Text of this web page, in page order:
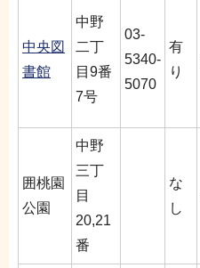
中央図
書館
中野
二丁
目9番
7号
03-
5340-
5070
有
り
囲桃園
公園
中野
三丁
目
20,21
番
な
し